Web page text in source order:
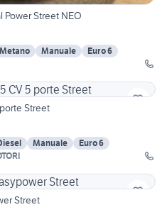
Power Street NEO
Metano Manuale
Euro 6
Street
Manuale
Euro 6
Street